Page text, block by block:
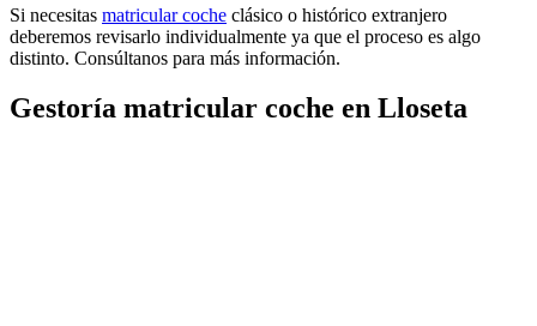
Si necesitas matricular coche clásico o histórico extranjero
deberemos revisarlo individualmente ya que el proceso es algo
distinto. Consúltanos para más información.
Gestoría matricular coche en Lloseta